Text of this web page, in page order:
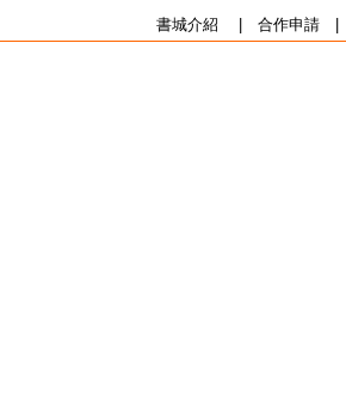
書城介紹 合作申請|